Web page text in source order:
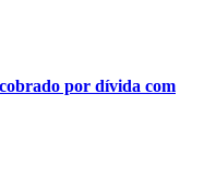
por dívida com